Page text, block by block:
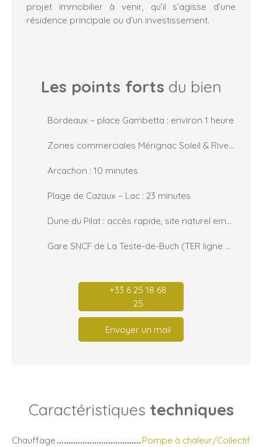
projet immobilier à venir, qu’il s’agisse d’une
résidence principale ou d’un investissement.
Les points forts du bien
Bordeaux – place Gambetta : environ 1 heure
Zones commerciales Mérignac Soleil & Rives d’Arcins : environ 50 minutes
Arcachon : 10 minutes
Plage de Cazaux – Lac : 23 minutes
Dune du Pilat : accès rapide, site naturel emblématique du Bassin d’Arcachon
Gare SNCF de La Teste-de-Buch (TER ligne Bordeaux–Arcachon) : 4 minutes en voiture - 11 minutes à pied
+33 6 25 18 68
25
Envoyer un mail
Caractéristiques techniques
Chauffage
Pompe à chaleur/Collectif